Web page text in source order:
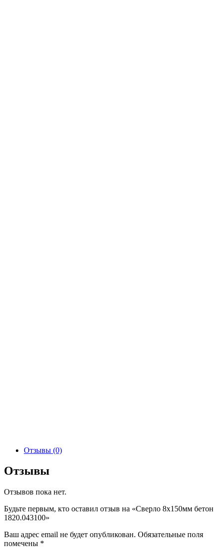
Отзывы (0)
Отзывы
Отзывов пока нет.
Будьте первым, кто оставил отзыв на «Сверло 8х150мм бетон
1820.043100»
Ваш адрес email не будет опубликован. Обязательные поля
помечены *